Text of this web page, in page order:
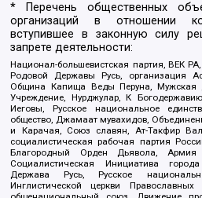
* Перечень общественных
организаций в отношении
вступившее в законную силу
запрете деятельности:
Национал-большевистская партия, ВЕК
Родовой Державы Русь, организация
Община Капища Веды Перуна, Мужская
Учреждение, Нурджулар, К
Иеговы, Русское национальное
общество, Джамаат мувахидов,
и Карачая, Союз славян, Ат-Такфир
социалистическая рабочая партия
Благородный Орден Дьявола, Армия
Социалистическая Инициатива
Держава Русь, Русское
Инглистической церкви Православных